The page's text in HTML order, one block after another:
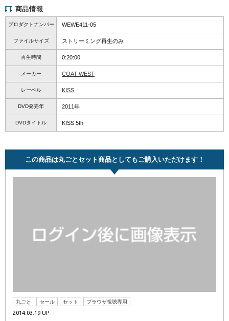
商品情報
プロダクトナンバー WEWE411-05
ファイルサイズ ストリーミング再生のみ
再生時間 0:20:00
メーカー COAT WEST
レーベル KISS
DVD発売年 2011年
DVDタイトル KISS 5th
この商品は丸ごとセット商品としてもご購入いただけます！
丸ごと セール セット ブラウザ視聴専用
2014.03.19 UP